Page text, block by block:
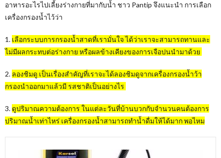
อาหารอะไรไปเลี้ยงร่างกายที่มากับน้ำ ชาว Pantip จึงแนะนำ การเลือก
เครื่องกรองน้ำไว้ว่า
1. เลือกระบบการกรองน้ำสาดที่เรามั่นใจ ได้ว่าเราจะสามารถทานและ
ไม่มีผลกระทบต่อร่างกาย หรือผลข้างเคียงของการเจือปนนำมาด้วย
2. ลองชิมดู เป็นเรื่องสำคัญที่เราจะได้ลองชิมดูจากเครื่องกรองน้ำว้า
กรองนำออกมาแล้วมี รสชาติเป็นอย่างไร
3. ดูปริมาณความต้องการ ในแต่ละวันที่บ้านบวกกับจำนวนคนต้องการ
ปริมาณน้ำเท่าไหร่ เครื่องกรองน้ำสามารถทำน้ำดื่มให้ได้มาก พอไหม